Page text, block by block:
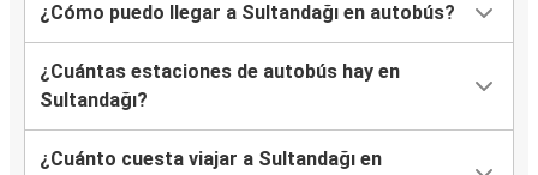
¿Cómo puedo llegar a Sultandağı en autobús?
¿Cuántas estaciones de autobús hay en
Sultandağı?
¿Cuánto cuesta viajar a Sultandağı en